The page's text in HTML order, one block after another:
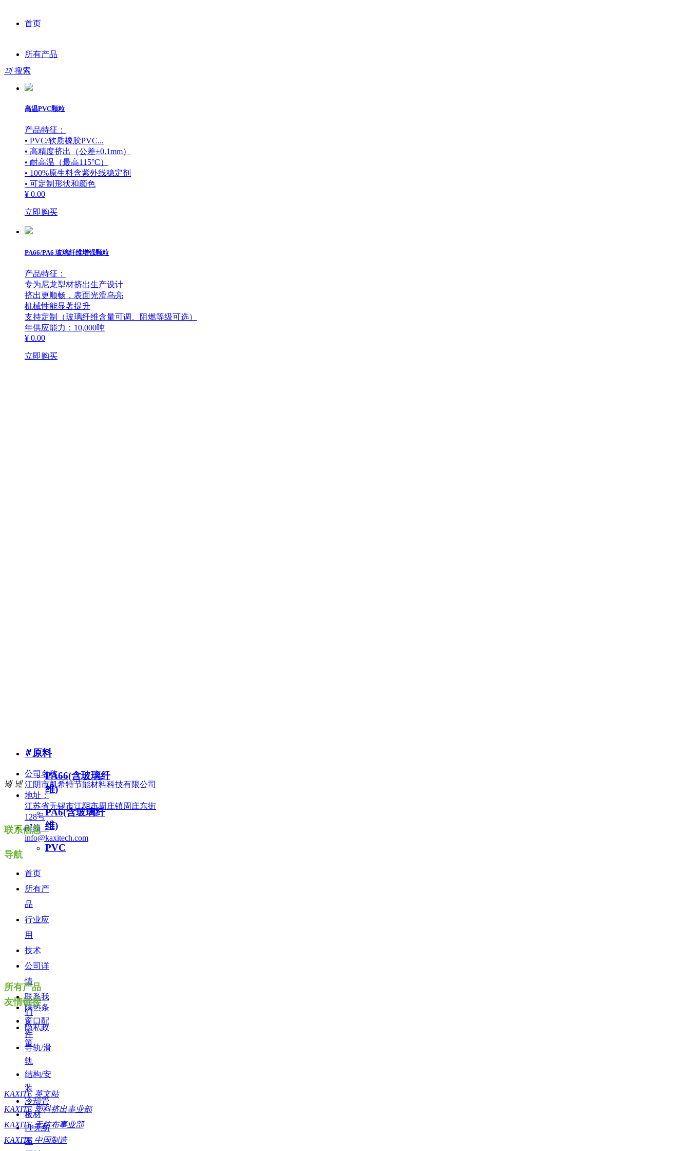
首页
所有产品
导轨/滑轨
结构/安装
冷却管
PP无纺布
原料
行业应用
建筑
机械设备
太阳能
空调
航空
健康防护
原料
实验室与测试
项目与资讯
博文
公司详情
关于我们
发展历史
联系我们
끠 搜索
联系我们
高温PVC颗粒
产品特征：
• PVC/软质橡胶PVC...
• 高精度挤出（公差±0.1mm）
• 耐高温（最高115°C）
• 100%原生料含紫外线稳定剂
• 可定制形状和颜色
¥ 0.00
立即购买
PA66/PA6 玻璃纤维增强颗粒
产品特征：
专为尼龙型材挤出生产设计
挤出更顺畅，表面光滑乌亮
机械性能显著提升
支持定制（玻璃纤维含量可调、阻燃等级可选）
年供应能力：10,000吨
¥ 0.00
立即购买
更好的截面形状
实验室服务
完美的直线度
넳 넲
ꄶ 原料
PA66(含玻璃纤
维)
PA6(含玻璃纤
维)
PVC
公司名称：
江阴市凯希特节能材料科技有限公司
地址：
江苏省无锡市江阴市周庄镇周庄东街
128号
邮箱：
info@kaxitech.com
联系信息
导航
首页
所有产
品
行业应
用
技术
公司详
情
联系我
们
隐私政
策
所有产品
隔热条
窗口配
件
导轨/滑
轨
结构/安
装
冷却管
板材
PP无纺
布
友情链接
KAXITE 英文站
KAXITE 塑料挤出事业部
KAXITE 无纺布事业部
KAXITE 中国制造